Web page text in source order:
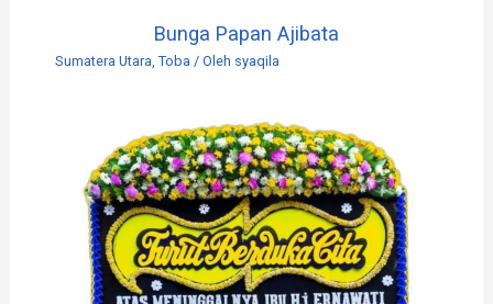
Bunga Papan Ajibata
Sumatera Utara, Toba/ Oleh syaqila